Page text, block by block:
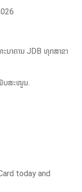
ນາຄານ JDB ທຸກສາຂາ
ບສະໜູນ.
today and